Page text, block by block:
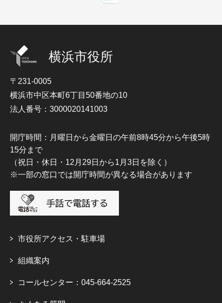
横浜市役所
〒231-0005
横浜市中区本町6丁目50番地の10
法人番号：3000020141003
開庁時間：月曜日から金曜日の午前8時45分から午後5時
15分まで
（祝日・休日・12月29日から1月3日を除く）
※一部の窓口では開庁時間が異なる場合があります
市役所アクセス・駐車場
組織案内
コールセンター：045-664-2525